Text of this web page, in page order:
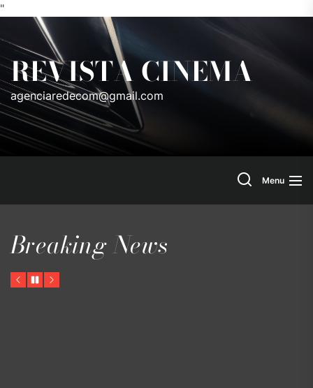
"
to
the
content
REVISTA CINEMA
agenciaredecom@gmail.com
SearchMenu
Breaking News
Previous
PauseNext